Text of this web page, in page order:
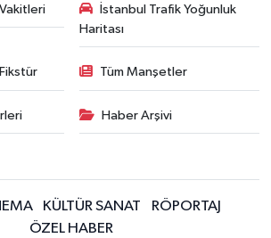
İstanbul Trafik Yoğunluk
Haritası
Tüm Manşetler
Haber Arşivi
KÜLTÜR SANAT
RÖPORTAJ
ÖZEL HABER